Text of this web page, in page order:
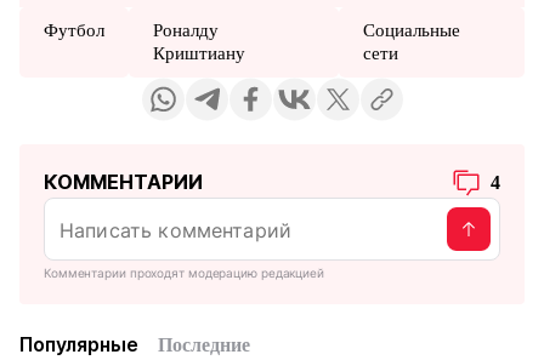
Футбол
Роналду
Криштиану
Социальные
сети
КОММЕНТАРИИ 4
Комментарии проходят модерацию редакцией
Популярные Последние